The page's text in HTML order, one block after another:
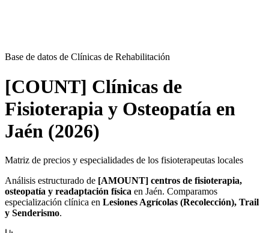
Base de datos de Clínicas de Rehabilitación
[COUNT] Clínicas de
Fisioterapia y Osteopatía en
Jaén (2026)
Matriz de precios y especialidades de los fisioterapeutas locales
Análisis estructurado de [AMOUNT] centros de fisioterapia,
osteopatía y readaptación física en Jaén. Comparamos
especialización clínica en Lesiones Agrícolas (Recolección), Trail
y Senderismo.